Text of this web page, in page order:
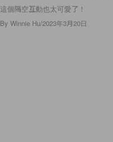
這個隔空互動也太可愛了！
By Winnie Hu/2023年3月20日